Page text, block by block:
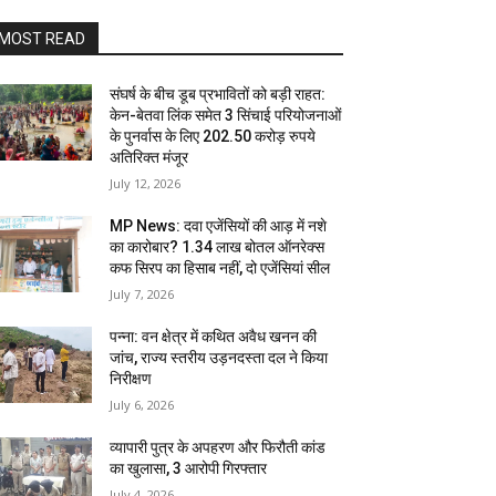
READ
संघर्ष के बीच डूब प्रभावितों को बड़ी राहत:
केन-बेतवा लिंक समेत 3 सिंचाई परियोजनाओं
के पुनर्वास के लिए 202.50 करोड़ रुपये
अतिरिक्त मंजूर
July 12, 2026
MP News: दवा एजेंसियों की आड़ में नशे
का कारोबार? 1.34 लाख बोतल ऑनरेक्स
कफ सिरप का हिसाब नहीं, दो एजेंसियां सील
July 7, 2026
पन्ना: वन क्षेत्र में कथित अवैध खनन की
जांच, राज्य स्तरीय उड़नदस्ता दल ने किया
निरीक्षण
July 6, 2026
व्यापारी पुत्र के अपहरण और फिरौती कांड
का खुलासा, 3 आरोपी गिरफ्तार